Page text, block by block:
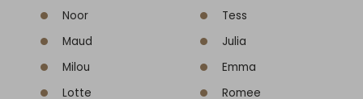
Noor
Maud
Milou
Lotte
Tess
Julia
Emma
Romee